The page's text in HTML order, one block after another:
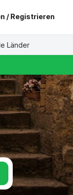
/ Registrieren
Länder